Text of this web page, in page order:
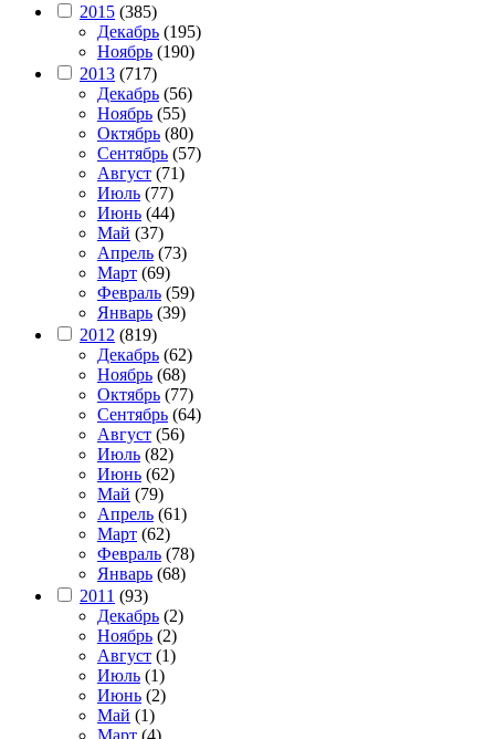
2015 (385)
Декабрь (195)
Ноябрь (190)
2013 (717)
Декабрь (56)
Ноябрь (55)
Октябрь (80)
Сентябрь (57)
Август (71)
Июль (77)
Июнь (44)
Май (37)
Апрель (73)
Март (69)
Февраль (59)
Январь (39)
2012 (819)
Декабрь (62)
Ноябрь (68)
Октябрь (77)
Сентябрь (64)
Август (56)
Июль (82)
Июнь (62)
Май (79)
Апрель (61)
Март (62)
Февраль (78)
Январь (68)
2011 (93)
Декабрь (2)
Ноябрь (2)
Август (1)
Июль (1)
Июнь (2)
Май (1)
Март (4)